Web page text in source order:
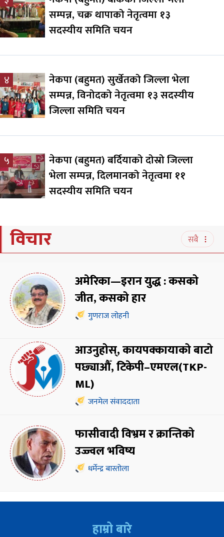
सम्पन्न, चक्र थापाको नेतृत्वमा १३
सदस्यीय समिति चयन
४
नेकपा (बहुमत) सुर्खेतको जिल्ला भेला
सम्पन्न, विनोदको नेतृत्वमा १३ सदस्यीय
जिल्ला समिति चयन
५
नेकपा (बहुमत) बर्दियाको दोस्रो जिल्ला
भेला सम्पन्न, दिलमानको नेतृत्वमा ११
सदस्यीय समिति चयन
विचार सबै
अमेरिका—इरान युद्ध : कसको
जीत, कसको हार
गुणराज लोहनी
आउनुहोस्, कायपक्कायाको बाटो
पछ्याऔँ, टिकेपी–एमएल(TKP-
ML)
जनमेल संवाददाता
फासीवादी विभ्रम र क्रान्तिको
उज्ज्वल भविष्य
धर्मेन्द्र बास्तोला
हाम्रो बारे